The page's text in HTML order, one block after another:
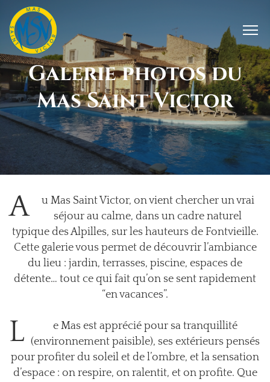
Galerie photos du
Mas Saint Victor
A
u Mas Saint Victor, on vient chercher un vrai
séjour au calme, dans un cadre naturel
typique des Alpilles, sur les hauteurs de Fontvieille.
Cette galerie vous permet de découvrir l’ambiance
du lieu : jardin, terrasses, piscine, espaces de
détente… tout ce qui fait qu’on se sent rapidement
“en vacances”.
L
e Mas est apprécié pour sa tranquillité
(environnement paisible), ses extérieurs pensés
pour profiter du soleil et de l’ombre, et la sensation
d’espace : on respire, on ralentit, et on profite. Que